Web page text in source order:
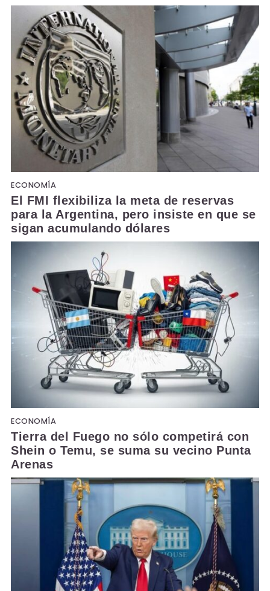
ECONOMÍA
El FMI flexibiliza la meta de reservas
para la Argentina, pero insiste en que se
sigan acumulando dólares
ECONOMÍA
Tierra del Fuego no sólo competirá con
Shein o Temu, se suma su vecino Punta
Arenas